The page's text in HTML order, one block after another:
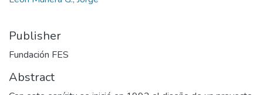
Publisher
Fundación FES
Abstract